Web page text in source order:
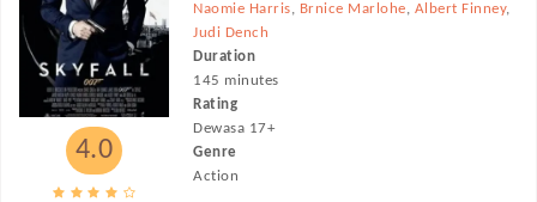
4.0
Naomie Harris, Brnice Marlohe, Albert Finney,
Judi Dench
Duration
145 minutes
Rating
Dewasa 17+
Genre
Action